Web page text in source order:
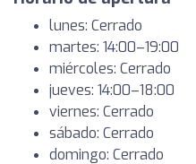
lunes: Cerrado
martes: 14:00–19:00
miércoles: Cerrado
jueves: 14:00–18:00
viernes: Cerrado
sábado: Cerrado
domingo: Cerrado